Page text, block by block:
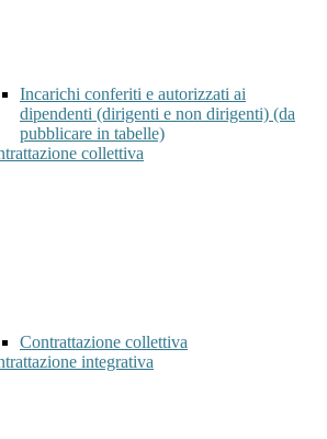
Incarichi conferiti e autorizzati ai
dipendenti (dirigenti e non dirigenti) (da
pubblicare in tabelle)
collettiva
Contrattazione collettiva
integrativa